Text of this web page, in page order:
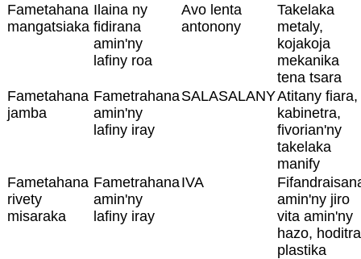
Fametahana
mangatsiaka
Ilaina ny
fidirana
amin'ny
lafiny roa
Avo lenta
antonony
Takelaka
metaly,
kojakoja
mekanika
tena tsara
Fametahana
jamba
Fametrahana
amin'ny
lafiny iray
SALASALANYAtitany fiara,
kabinetra,
fivorian'ny
takelaka
manify
Fametahana
rivety
misaraka
Fametrahana
amin'ny
lafiny iray
IVA
amin'ny jiro
vita amin'ny
hazo,
plastika